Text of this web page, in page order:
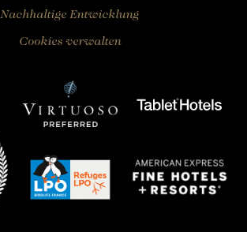
Nachhaltige Entwicklung
Cookies verwalten